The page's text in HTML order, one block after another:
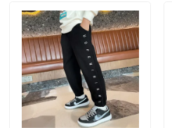
Dom